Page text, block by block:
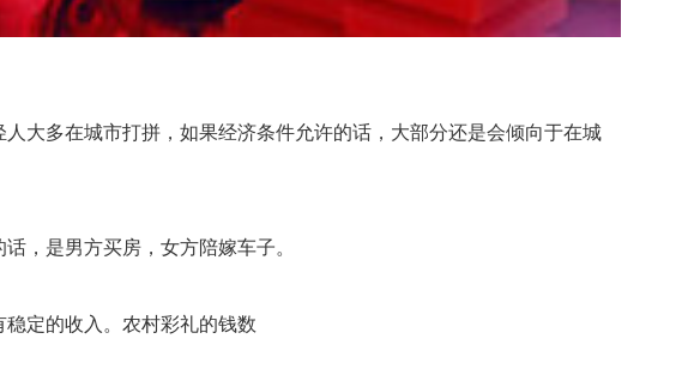
多在城市打拼，如果经济条件允许的话，大部分还是会倾向于在城
，是男方买房，女方陪嫁车子。
定的收入。农村彩礼的钱数